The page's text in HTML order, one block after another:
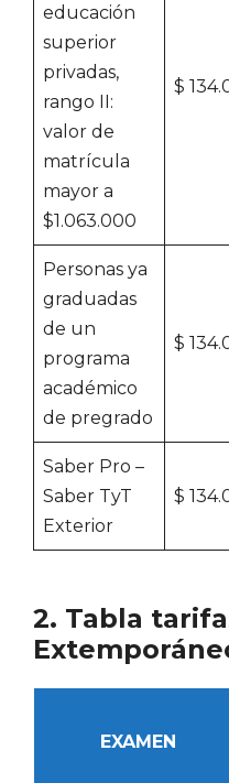
educación
superior
privadas,
rango II:
valor de
matrícula
mayor a
$1.063.000
$
Personas ya
graduadas
de un
programa
académico
de pregrado
$
Saber Pro –
Saber TyT
Exterior
$
2. Tabla
EXAMEN